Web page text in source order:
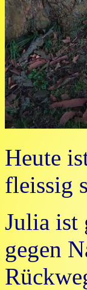
Heute
fleissig
Julia ist
gegen